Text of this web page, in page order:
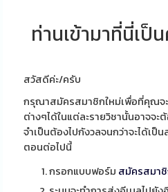
ท่านเข้ามาที่นี่เป็
สวัสดีค่ะ/ครับ
กรุณาสมัครสมาชิกใหม่เพื่อที่คุณจะ
ต่างๆได้ในแต่ละรายวิชานั้นอาจจ
จำเป็นต้องไปกังวลจนกว่าจะได้เ
ตอนต่อไปนี้
กรอกแบบฟอร์ม สมัครสมา